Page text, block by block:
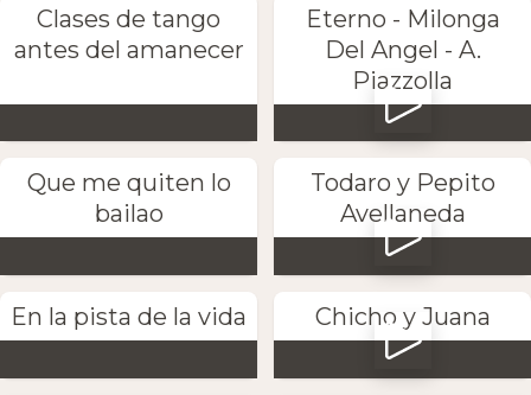
Clases de tango
antes del amanecer
Eterno - Milonga
Del Angel - A.
Piazzolla
Que me quiten lo
bailao
Todaro y Pepito
Avellaneda
En la pista de la vida Chicho y Juana